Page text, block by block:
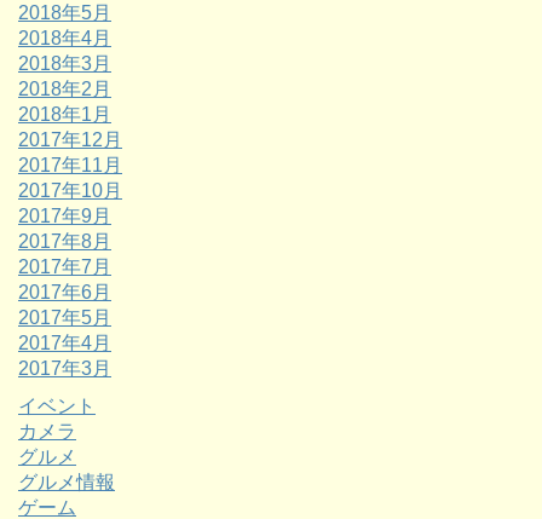
2018年5月
2018年4月
2018年3月
2018年2月
2018年1月
2017年12月
2017年11月
2017年10月
2017年9月
2017年8月
2017年7月
2017年6月
2017年5月
2017年4月
2017年3月
イベント
カメラ
グルメ
グルメ情報
ゲーム